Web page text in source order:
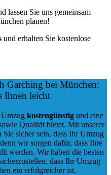
lassen Sie uns gemeinsam
planen!
und erhalten Sie kostenlose
Garching bei München:
Ihnen leicht
Umzug kostengünstigund eine
Qualität bietet. Mit unserer
sicher sein, dass Ihr Umzug
wir sorgen dafür, dass Ihre
werden. Wir haben die besten
dass Ihr Umzug
ein erfolgreicher ist.